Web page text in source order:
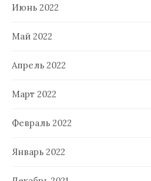
Июнь 2022
Май 2022
Апрель 2022
Март 2022
Февраль 2022
Январь 2022